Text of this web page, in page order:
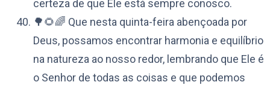
certeza de que Ele está sempre conosco.
🌳🌻🌈 Que nesta quinta-feira abençoada por
Deus, possamos encontrar harmonia e equilíbrio
na natureza ao nosso redor, lembrando que Ele é
o Senhor de todas as coisas e que podemos